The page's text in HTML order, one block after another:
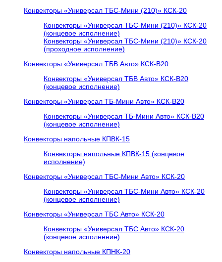
Конвекторы «Универсал ТБС-Мини (210)» КСК-20
Конвекторы «Универсал ТБС-Мини (210)» КСК-20
(концевое исполнение)
Конвекторы «Универсал ТБС-Мини (210)» КСК-20
(проходное исполнение)
Конвекторы «Универсал ТБВ Авто» КСК-В20
Конвекторы «Универсал ТБВ Авто» КСК-В20
(концевое исполнение)
Конвекторы «Универсал ТБ-Мини Авто» КСК-В20
Конвекторы «Универсал ТБ-Мини Авто» КСК-В20
(концевое исполнение)
Конвекторы напольные КПВК-15
Конвекторы напольные КПВК-15 (концевое
исполнение)
Конвекторы «Универсал ТБC-Мини Авто» КСК-20
Конвекторы «Универсал ТБC-Мини Авто» КСК-20
(концевое исполнение)
Конвекторы «Универсал ТБC Авто» КСК-20
Конвекторы «Универсал ТБC Авто» КСК-20
(концевое исполнение)
Конвекторы напольные КПНК-20